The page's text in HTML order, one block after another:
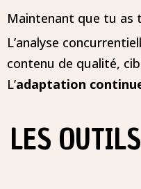
Maintenant que tu as
L’analyse
contenu de qualité,
L’adaptation
LES